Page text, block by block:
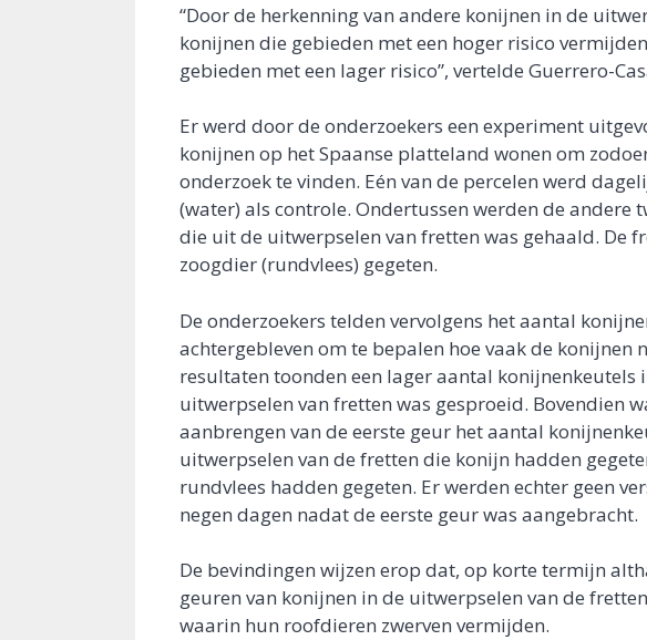
“Door de herkenning van andere konijnen in de
konijnen die gebieden met een hoger risico
gebieden met een lager risico”, vertelde Guerrero-
Er werd door de onderzoekers een experiment
konijnen op het Spaanse platteland wonen om
onderzoek te vinden. Eén van de percelen werd
(water) als controle. Ondertussen werden de andere
die uit de uitwerpselen van fretten was gehaald. De
zoogdier (rundvlees) gegeten.
De onderzoekers telden vervolgens het aantal
achtergebleven om te bepalen hoe vaak de konijnen
resultaten toonden een lager aantal konijnenkeutels
uitwerpselen van fretten was gesproeid. Bovendien
aanbrengen van de eerste geur het aantal
uitwerpselen van de fretten die konijn hadden
rundvlees hadden gegeten. Er werden echter geen
negen dagen nadat de eerste geur was aangebracht.
De bevindingen wijzen erop dat, op korte termijn
geuren van konijnen in de uitwerpselen van de
waarin hun roofdieren zwerven vermijden.